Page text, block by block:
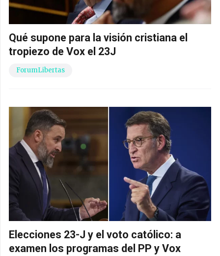
Qué supone para la visión cristiana el
tropiezo de Vox el 23J
ForumLibertas
Elecciones 23-J y el voto católico: a
examen los programas del PP y Vox